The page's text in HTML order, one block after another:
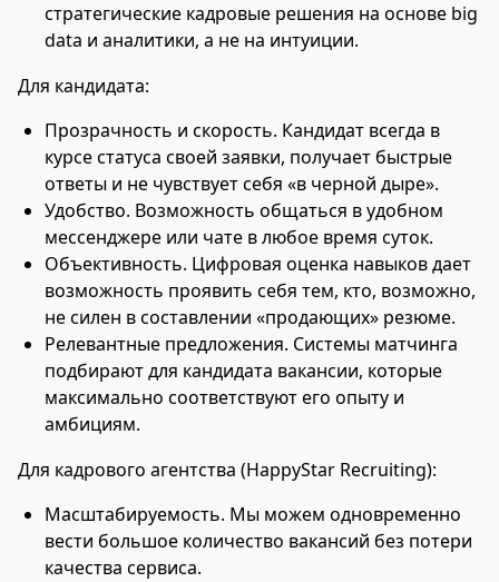
стратегические кадровые решения на основе big
data и аналитики, а не на интуиции.
Для кандидата:
Прозрачность и скорость. Кандидат всегда в
курсе статуса своей заявки, получает быстрые
ответы и не чувствует себя «в черной дыре».
Удобство. Возможность общаться в удобном
мессенджере или чате в любое время суток.
Объективность. Цифровая оценка навыков дает
возможность проявить себя тем, кто, возможно,
не силен в составлении «продающих» резюме.
Релевантные предложения. Системы матчинга
подбирают для кандидата вакансии, которые
максимально соответствуют его опыту и
амбициям.
Для кадрового агентства (HappyStar Recruiting):
Масштабируемость. Мы можем одновременно
вести большое количество вакансий без потери
качества сервиса.